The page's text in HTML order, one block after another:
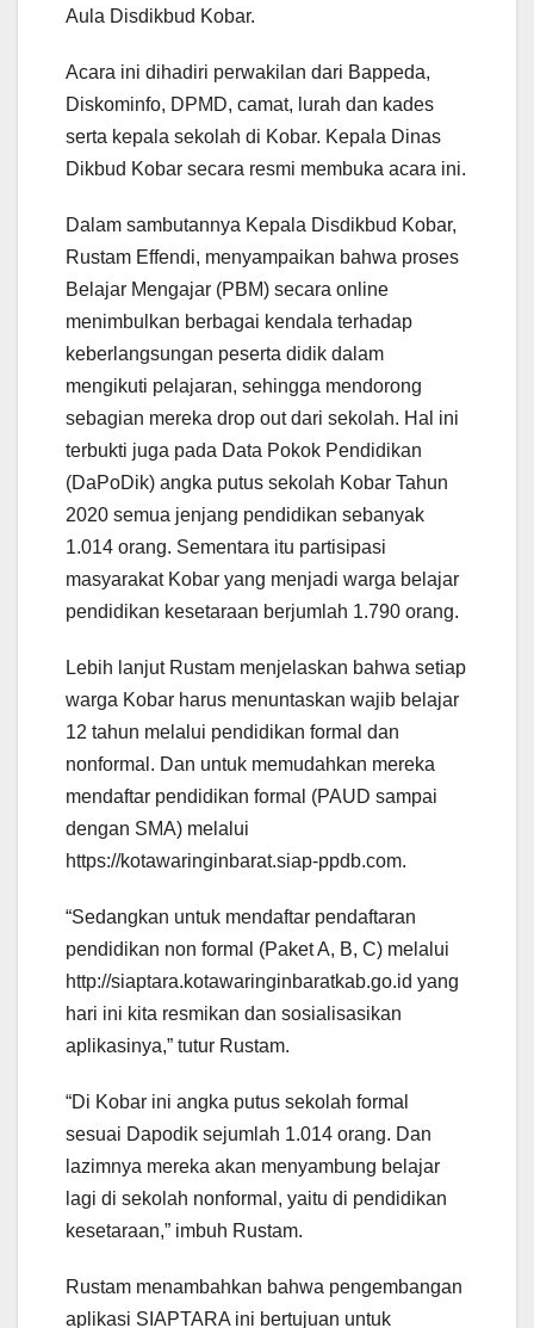
Aula Disdikbud Kobar.
Acara ini dihadiri perwakilan dari Bappeda,
Diskominfo, DPMD, camat, lurah dan kades
serta kepala sekolah di Kobar. Kepala Dinas
Dikbud Kobar secara resmi membuka acara ini.
Dalam sambutannya Kepala Disdikbud Kobar,
Rustam Effendi, menyampaikan bahwa proses
Belajar Mengajar (PBM) secara online
menimbulkan berbagai kendala terhadap
keberlangsungan peserta didik dalam
mengikuti pelajaran, sehingga mendorong
sebagian mereka drop out dari sekolah. Hal ini
terbukti juga pada Data Pokok Pendidikan
(DaPoDik) angka putus sekolah Kobar Tahun
2020 semua jenjang pendidikan sebanyak
1.014 orang. Sementara itu partisipasi
masyarakat Kobar yang menjadi warga belajar
pendidikan kesetaraan berjumlah 1.790 orang.
Lebih lanjut Rustam menjelaskan bahwa setiap
warga Kobar harus menuntaskan wajib belajar
12 tahun melalui pendidikan formal dan
nonformal. Dan untuk memudahkan mereka
mendaftar pendidikan formal (PAUD sampai
dengan SMA) melalui
https://kotawaringinbarat.siap-ppdb.com.
“Sedangkan untuk mendaftar pendaftaran
pendidikan non formal (Paket A, B, C) melalui
http://siaptara.kotawaringinbaratkab.go.id yang
hari ini kita resmikan dan sosialisasikan
aplikasinya,” tutur Rustam.
“Di Kobar ini angka putus sekolah formal
sesuai Dapodik sejumlah 1.014 orang. Dan
lazimnya mereka akan menyambung belajar
lagi di sekolah nonformal, yaitu di pendidikan
kesetaraan,” imbuh Rustam.
Rustam menambahkan bahwa pengembangan
aplikasi SIAPTARA ini bertujuan untuk